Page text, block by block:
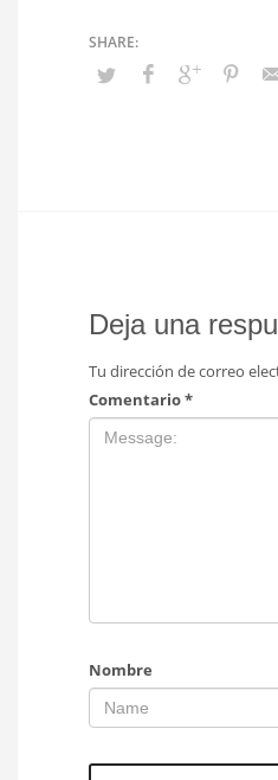
Deja una
Tu dirección de correo
Comentario*
Nombre